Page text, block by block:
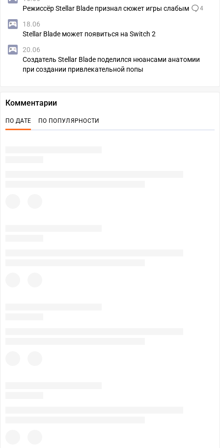
Режиссёр Stellar Blade признал сюжет игры слабым
4
18.06
Stellar Blade может появиться на Switch 2
20.06
Создатель Stellar Blade поделился нюансами анатомии
при создании привлекательной попы
Комментарии
ПО ДАТЕ ПО ПОПУЛЯРНОСТИ